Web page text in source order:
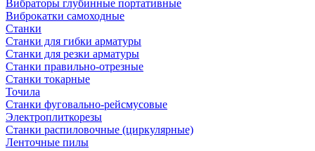
Вибраторы глубинные портативные
Виброкатки самоходные
Станки
Станки для гибки арматуры
Станки для резки арматуры
Станки правильно-отрезные
Станки токарные
Точила
Станки фуговально-рейсмусовые
Электроплиткорезы
Станки распиловочные (циркулярные)
Ленточные пилы